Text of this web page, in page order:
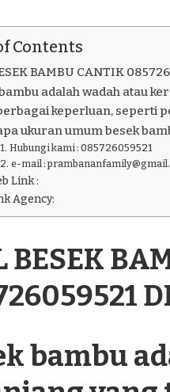
Contents
BAMBU CANTIK
adalah wadah atau
keperluan, seperti
ukuran umum besek
Hubungi kami : 085726059521
e-mail :
Link :
Agency:
BESEK
bambu